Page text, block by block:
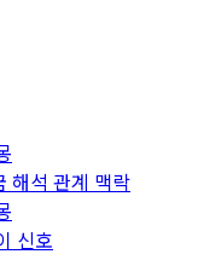
해석 관계 맥락
신호